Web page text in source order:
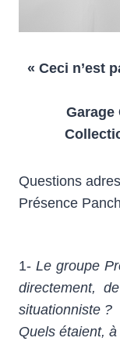
« Ceci n’est
Garage
Questions
Présence
1-Le groupe
directement,
situationniste ?
Quels étaient,